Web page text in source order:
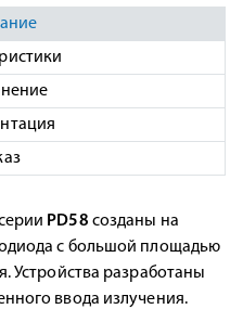
PD58 созданы на
с большой площадью
Устройства разработаны
ввода излучения.